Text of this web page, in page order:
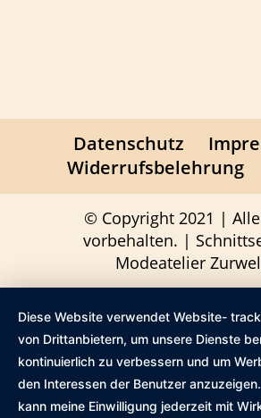
Datenschutz
Widerrufsbelehrung
© Copyright 2021 |
vorbehalten. |
Modeatelier
Diese Website verwendet Website-
von Drittanbietern, um unsere Dienste
kontinuierlich zu verbessern und um
den Interessen der Benutzer
kann meine Einwilligung jederzeit mit